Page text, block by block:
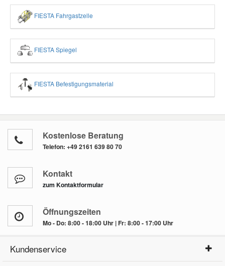
FIESTA Fahrgastzelle
FIESTA Spiegel
FIESTA Befestigungsmaterial
Kostenlose Beratung
Telefon: +49 2161 639 80 70
Kontakt
zum Kontaktformular
Öffnungszeiten
Mo - Do: 8:00 - 18:00 Uhr | Fr: 8:00 - 17:00 Uhr
Kundenservice